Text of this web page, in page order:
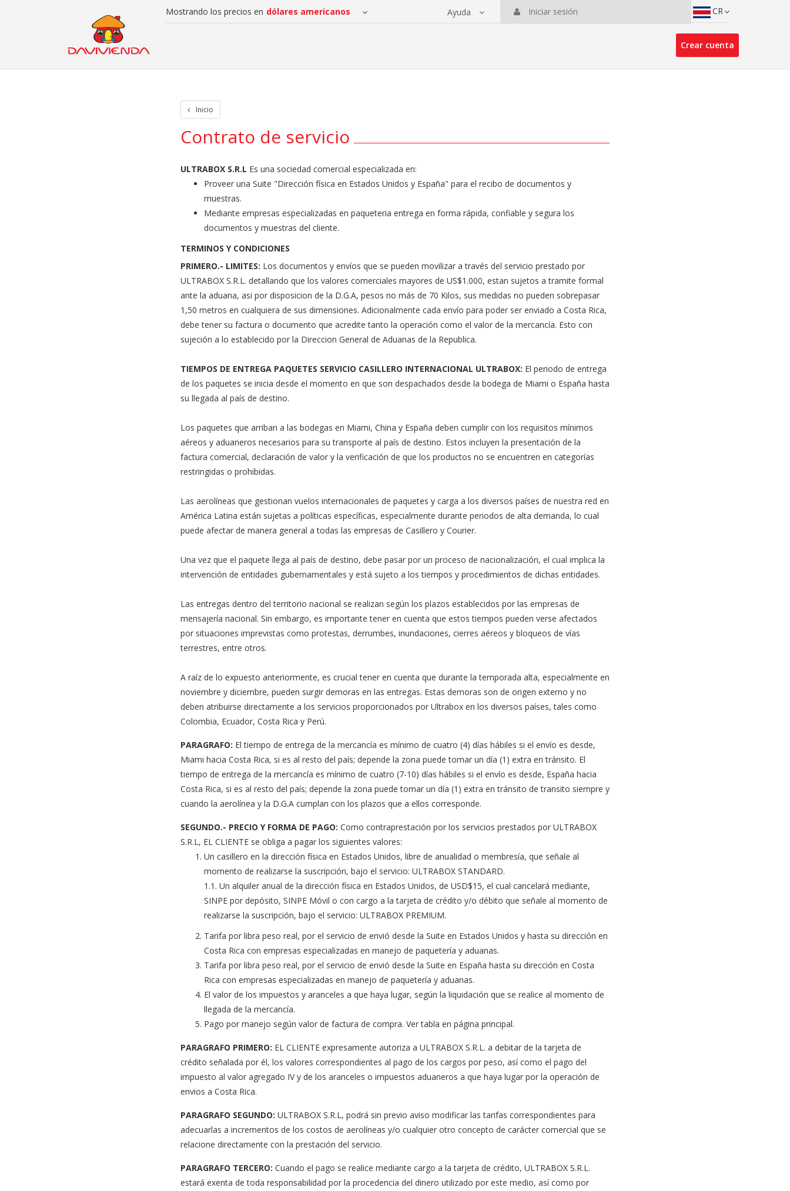
Crear cuenta Rastreo de paquetes Otros servicios
Mostrando los precios en Ayuda Iniciar sesión CR
Crear cuenta
Inicio
Contrato de servicio
ULTRABOX S.R.L Es una sociedad comercial especializada en:
Proveer una Suite "Dirección física en Estados Unidos y España" para el recibo de documentos y
muestras.
Mediante empresas especializadas en paqueteria entrega en forma rápida, confiable y segura los
documentos y muestras del cliente.
TERMINOS Y CONDICIONES
PRIMERO.- LIMITES: Los documentos y envíos que se pueden movilizar a través del servicio prestado por
ULTRABOX S.R.L. detallando que los valores comerciales mayores de US$1.000, estan sujetos a tramite formal
ante la aduana, asi por disposicion de la D.G.A, pesos no más de 70 Kilos, sus medidas no pueden sobrepasar
1,50 metros en cualquiera de sus dimensiones. Adicionalmente cada envío para poder ser enviado a Costa Rica,
debe tener su factura o documento que acredite tanto la operación como el valor de la mercancía. Esto con
sujeción a lo establecido por la Direccion General de Aduanas de la Republica.
TIEMPOS DE ENTREGA PAQUETES SERVICIO CASILLERO INTERNACIONAL ULTRABOX: El periodo de entrega
de los paquetes se inicia desde el momento en que son despachados desde la bodega de Miami o España hasta
su llegada al país de destino.
Los paquetes que arriban a las bodegas en Miami, China y España deben cumplir con los requisitos mínimos
aéreos y aduaneros necesarios para su transporte al país de destino. Estos incluyen la presentación de la
factura comercial, declaración de valor y la verificación de que los productos no se encuentren en categorías
restringidas o prohibidas.
Las aerolíneas que gestionan vuelos internacionales de paquetes y carga a los diversos países de nuestra red en
América Latina están sujetas a políticas específicas, especialmente durante periodos de alta demanda, lo cual
puede afectar de manera general a todas las empresas de Casillero y Courier.
Una vez que el paquete llega al país de destino, debe pasar por un proceso de nacionalización, el cual implica la
intervención de entidades gubernamentales y está sujeto a los tiempos y procedimientos de dichas entidades.
Las entregas dentro del territorio nacional se realizan según los plazos establecidos por las empresas de
mensajería nacional. Sin embargo, es importante tener en cuenta que estos tiempos pueden verse afectados
por situaciones imprevistas como protestas, derrumbes, inundaciones, cierres aéreos y bloqueos de vías
terrestres, entre otros.
A raíz de lo expuesto anteriormente, es crucial tener en cuenta que durante la temporada alta, especialmente en
noviembre y diciembre, pueden surgir demoras en las entregas. Estas demoras son de origen externo y no
deben atribuirse directamente a los servicios proporcionados por Ultrabox en los diversos países, tales como
Colombia, Ecuador, Costa Rica y Perú.
PARAGRAFO: El tiempo de entrega de la mercancía es mínimo de cuatro (4) días hábiles si el envío es desde,
Miami hacia Costa Rica, si es al resto del país; depende la zona puede tomar un día (1) extra en tránsito. El
tiempo de entrega de la mercancía es mínimo de cuatro (7-10) días hábiles si el envío es desde, España hacia
Costa Rica, si es al resto del país; depende la zona puede tomar un día (1) extra en tránsito de transito siempre y
cuando la aerolínea y la D.G.A cumplan con los plazos que a ellos corresponde.
SEGUNDO.- PRECIO Y FORMA DE PAGO: Como contraprestación por los servicios prestados por ULTRABOX
S.R.L, EL CLIENTE se obliga a pagar los siguientes valores:
Un casillero en la dirección física en Estados Unidos, libre de anualidad o membresía, que señale al
momento de realizarse la suscripción, bajo el servicio: ULTRABOX STANDARD.
1.1. Un alquiler anual de la dirección física en Estados Unidos, de USD$15, el cual cancelará mediante,
SINPE por depósito, SINPE Móvil o con cargo a la tarjeta de crédito y/o débito que señale al momento de
realizarse la suscripción, bajo el servicio: ULTRABOX PREMIUM.
Tarifa por libra peso real, por el servicio de envió desde la Suite en Estados Unidos y hasta su dirección en
Costa Rica con empresas especializadas en manejo de paquetería y aduanas.
Tarifa por libra peso real, por el servicio de envió desde la Suite en España hasta su dirección en Costa
Rica con empresas especializadas en manejo de paquetería y aduanas.
El valor de los impuestos y aranceles a que haya lugar, según la liquidación que se realice al momento de
llegada de la mercancía.
Pago por manejo según valor de factura de compra. Ver tabla en página principal.
PARAGRAFO PRIMERO: EL CLIENTE expresamente autoriza a ULTRABOX S.R.L. a debitar de la tarjeta de
crédito señalada por él, los valores correspondientes al pago de los cargos por peso, así como el pago del
impuesto al valor agregado IV y de los aranceles o impuestos aduaneros a que haya lugar por la operación de
envios a Costa Rica.
PARAGRAFO SEGUNDO: ULTRABOX S.R.L, podrá sin previo aviso modificar las tarifas correspondientes para
adecuarlas a incrementos de los costos de aerolíneas y/o cualquier otro concepto de carácter comercial que se
relacione directamente con la prestación del servicio.
PARAGRAFO TERCERO: Cuando el pago se realice mediante cargo a la tarjeta de crédito, ULTRABOX S.R.L.
estará exenta de toda responsabilidad por la procedencia del dinero utilizado por este medio, así como por